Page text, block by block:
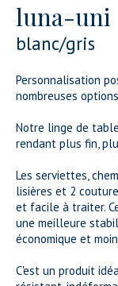
luna-uni
blanc/gris
Personnalisation
nombreuses
Notre linge de
rendant plus fin,
Les serviettes,
lisières et 2
et facile à traiter.
une meilleure
économique et
C'est un produit